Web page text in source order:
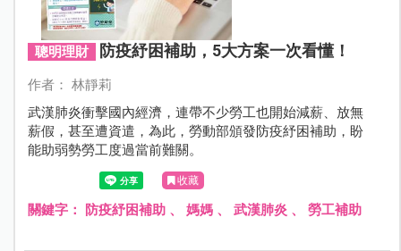
聰明理財 防疫紓困補助，5大方案一次看懂！
作者： 林靜莉
武漢肺炎衝擊國內經濟，連帶不少勞工也開始減薪、放無
薪假，甚至遭資遣，為此，勞動部頒發防疫紓困補助，盼
能助弱勢勞工度過當前難關。
收藏
關鍵字： 防疫紓困補助、 媽媽、 武漢肺炎、 勞工補助